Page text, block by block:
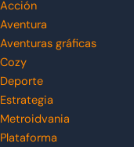
Acción
Aventura
Aventuras gráficas
Cozy
Deporte
Estrategia
Metroidvania
Plataforma